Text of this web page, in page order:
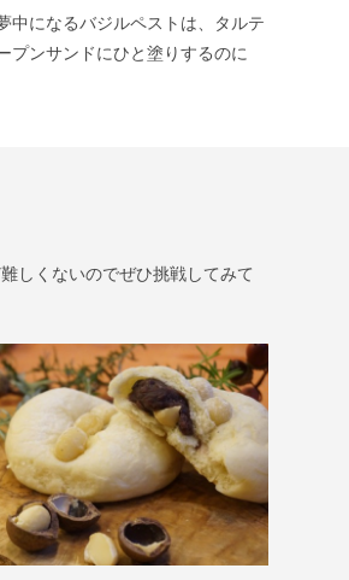
中になるバジルペストは、タルテ
プンサンドにひと塗りするのに
しくないのでぜひ挑戦してみて